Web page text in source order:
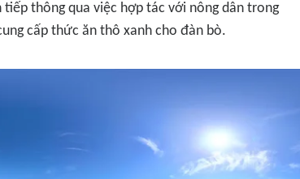
thông qua việc hợp tác với nông dân trong
cấp thức ăn thô xanh cho đàn bò.